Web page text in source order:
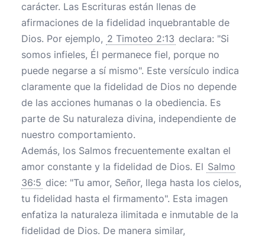
carácter. Las Escrituras están llenas de
afirmaciones de la fidelidad inquebrantable de
Dios. Por ejemplo, 2 Timoteo 2:13 declara: "Si
somos infieles, Él permanece fiel, porque no
puede negarse a sí mismo". Este versículo indica
claramente que la fidelidad de Dios no depende
de las acciones humanas o la obediencia. Es
parte de Su naturaleza divina, independiente de
nuestro comportamiento.
Además, los Salmos frecuentemente exaltan el
amor constante y la fidelidad de Dios. El Salmo
36:5 dice: "Tu amor, Señor, llega hasta los cielos,
tu fidelidad hasta el firmamento". Esta imagen
enfatiza la naturaleza ilimitada e inmutable de la
fidelidad de Dios. De manera similar,